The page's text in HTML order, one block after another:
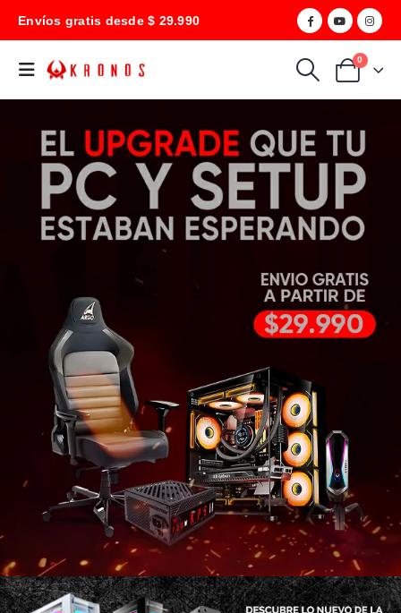
Envíos gratis desde $ 29.990
0